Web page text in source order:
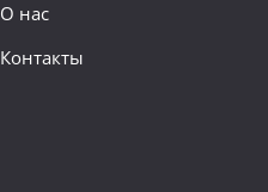
О нас
Контакты